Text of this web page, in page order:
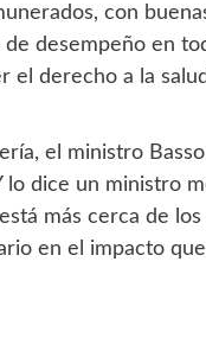
con
desempeño en
derecho a la salud
el ministro
dice un ministro
más cerca de
en el impacto